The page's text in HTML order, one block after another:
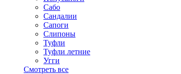
Сабо
Сандалии
Сапоги
Слипоны
Туфли
Туфли летние
Угги
Смотреть все